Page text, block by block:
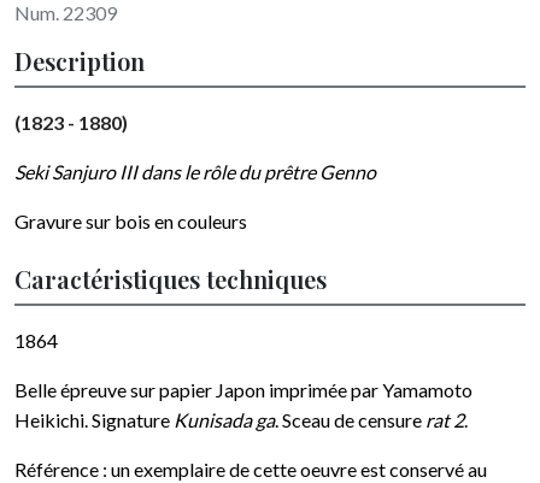
Num. 22309
Description
(1823 - 1880)
Seki Sanjuro III dans le rôle du prêtre Genno
Gravure sur bois en couleurs
Caractéristiques techniques
1864
Belle épreuve sur papier Japon imprimée par Yamamoto
Heikichi. Signature Kunisada ga. Sceau de censure rat 2.
Référence : un exemplaire de cette oeuvre est conservé au